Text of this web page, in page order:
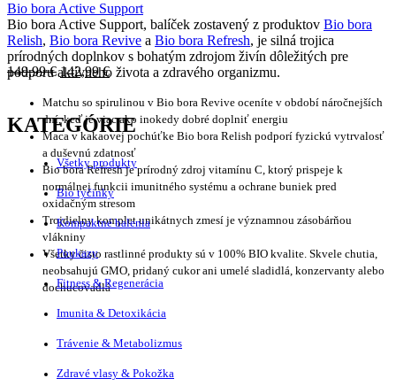
Bio bora Active Support
Bio bora Active Support, balíček zostavený z produktov Bio bora
Relish, Bio bora Revive a Bio bora Refresh, je silná trojica
prírodných doplnkov s bohatým zdrojom živín dôležitých pre
podporu aktívneho života a zdravého organizmu.
Matchu so spirulinou v Bio bora Revive oceníte v období náročnejších
dní, keď je viac ako inokedy dobré doplniť energiu
Maca v kakaovej pochúťke Bio bora Relish podporí fyzickú vytrvalosť
a duševnú zdatnosť
Bio bora Refresh je prírodný zdroj vitamínu C, ktorý prispeje k
normálnej funkcii imunitného systému a ochrane buniek pred
oxidačným stresom
Trojdielny komplet unikátnych zmesí je významnou zásobárňou
vlákniny
Všetky čisto rastlinné produkty sú v 100% BIO kvalite. Skvele chutia,
neobsahujú GMO, pridaný cukor ani umelé sladidlá, konzervanty alebo
dochucovadlá
149,99€ 142,99€
KATEGÓRIE
Všetky produkty
Bio tyčinky
Kompaktné balenia
Poukazy
Fitness & Regenerácia
Imunita & Detoxikácia
Trávenie & Metabolizmus
Zdravé vlasy & Pokožka